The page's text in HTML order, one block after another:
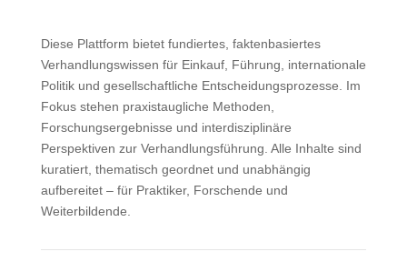
Diese Plattform bietet fundiertes, faktenbasiertes
Verhandlungswissen für Einkauf, Führung, internationale
Politik und gesellschaftliche Entscheidungsprozesse. Im
Fokus stehen praxistaugliche Methoden,
Forschungsergebnisse und interdisziplinäre
Perspektiven zur Verhandlungsführung. Alle Inhalte sind
kuratiert, thematisch geordnet und unabhängig
aufbereitet – für Praktiker, Forschende und
Weiterbildende.